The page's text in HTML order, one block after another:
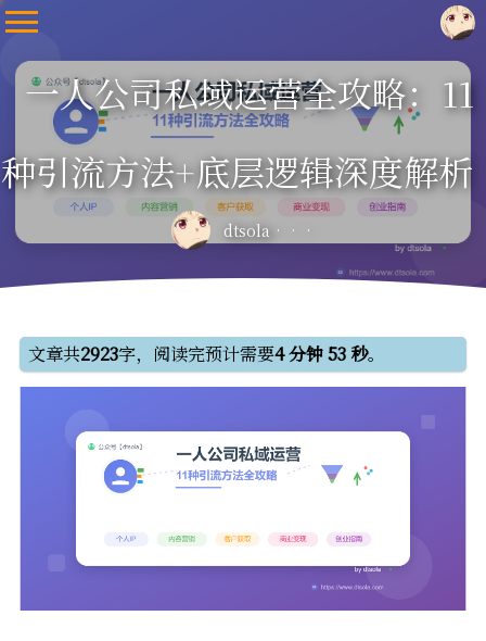
一人公司私域运营全攻略：11
种引流方法+底层逻辑深度解析
dtsola
文章共2923字，阅读完预计需要4 分钟 53 秒。